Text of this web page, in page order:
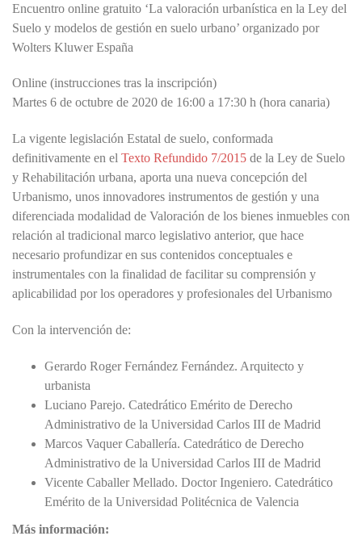
Encuentro online gratuito ‘La valoración urbanística en la Ley del
Suelo y modelos de gestión en suelo urbano’ organizado por
Wolters Kluwer España
Online (instrucciones tras la inscripción)
Martes 6 de octubre de 2020 de 16:00 a 17:30 h (hora canaria)
La vigente legislación Estatal de suelo, conformada
definitivamente en el Texto Refundido 7/2015 de la Ley de Suelo
y Rehabilitación urbana, aporta una nueva concepción del
Urbanismo, unos innovadores instrumentos de gestión y una
diferenciada modalidad de Valoración de los bienes inmuebles con
relación al tradicional marco legislativo anterior, que hace
necesario profundizar en sus contenidos conceptuales e
instrumentales con la finalidad de facilitar su comprensión y
aplicabilidad por los operadores y profesionales del Urbanismo
Con la intervención de:
Gerardo Roger Fernández Fernández. Arquitecto y
urbanista
Luciano Parejo. Catedrático Emérito de Derecho
Administrativo de la Universidad Carlos III de Madrid
Marcos Vaquer Caballería. Catedrático de Derecho
Administrativo de la Universidad Carlos III de Madrid
Vicente Caballer Mellado. Doctor Ingeniero. Catedrático
Emérito de la Universidad Politécnica de Valencia
Más información: